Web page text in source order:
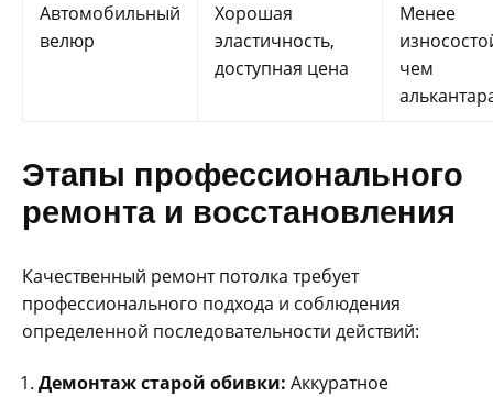
Автомобильный
велюр
Хорошая
эластичность,
доступная цена
Менее
чем
Этапы профессионального
ремонта и восстановления
Качественный ремонт потолка требует
профессионального подхода и соблюдения
определенной последовательности действий:
Демонтаж старой обивки: Аккуратное